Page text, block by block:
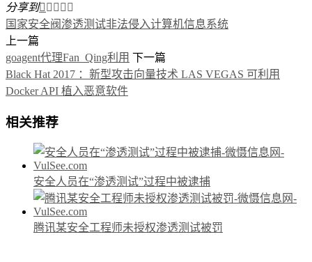
分享到    
国家安全阀渗透测试非法侵入计算机信息系统
上一篇
goagent代理Fan_Qing利用 下一篇
Black Hat 2017 ：新型攻击向量技术 LAS VEGAS 可利用
Docker API 植入恶意软件
相关推荐
安全人员在“渗透测试”过程中被逮捕
腾讯某安全工程师未授权渗透测试被罚